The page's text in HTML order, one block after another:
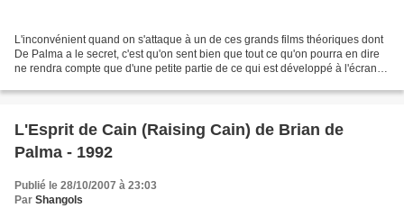
L'inconvénient quand on s'attaque à un de ces grands films théoriques dont
De Palma a le secret, c'est qu'on sent bien que tout ce qu'on pourra en dire
ne rendra compte que d'une petite partie de ce qui est développé à l'écran.
L'Esprit de Cain (Raising Cain) de Brian de
Palma - 1992
Publié le 28/10/2007 à 23:03
Par Shangols